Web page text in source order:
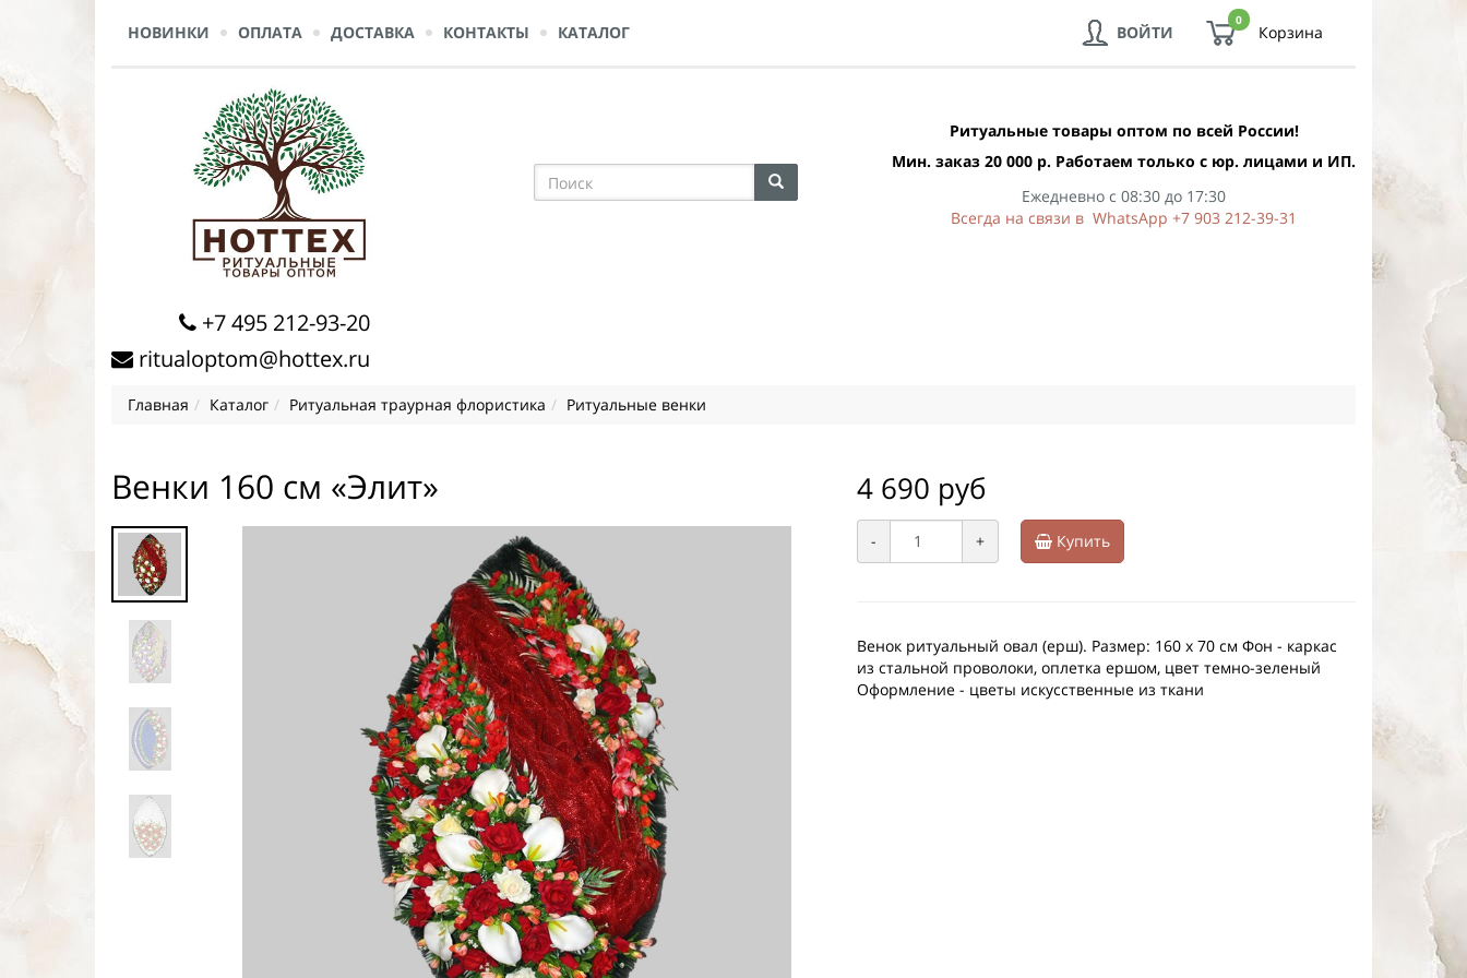
НОВИНКИ ОПЛАТА ДОСТАВКА КОНТАКТЫ КАТАЛОГ
0
Корзина
ВОЙТИ
Ритуальные товары оптом по всей России!
Мин. заказ 20 000 р. Работаем только с юр. лицами и ИП.
Ежедневно с 08:30 до 17:30
Всегда на связи в WhatsApp +7 903 212-39-31
+7 495 212-93-20
ritualoptom@hottex.ru
Главная Каталог Ритуальная траурная флористика Ритуальные венки
Венки 160 см «Элит» 4 690 руб
- + Купить
Венок ритуальный овал (ерш). Размер: 160 х 70 см Фон - каркас
из стальной проволоки, оплетка ершом, цвет темно-зеленый
Оформление - цветы искусственные из ткани